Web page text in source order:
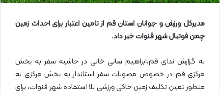
مدیرکل ورزش و جوانان استان قم از تامین اعتبار برای احداث زمین
چمن فوتبال شهر قنوات خبر داد.
به گزارش ندای قم،ابراهیم سانی خانی در حاشیه سفر به بخش
مرکزی قم در خصوص مصوبات سفر استاندار به بخش مرکزی به
منظور تعین تکلیف زمین خاکی ورزشی بلا استفاده شهر قنوات، برای